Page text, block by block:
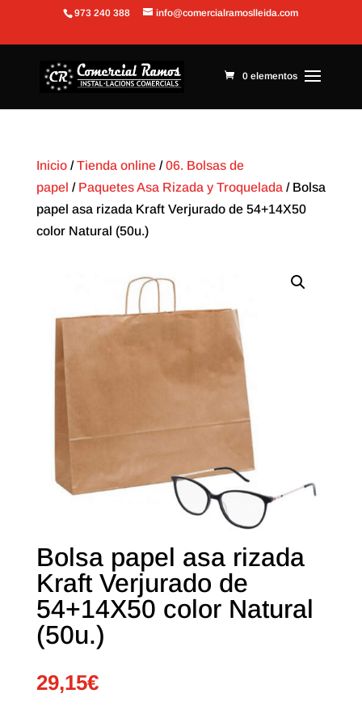
Abrir barra de herramientas
973 240 388 info@comercialramoslleida.com
0 elementos
Inicio/Tienda online/06. Bolsas de
papel / Paquetes Asa Rizada y Troquelada / Bolsa
papel asa rizada Kraft Verjurado de 54+14X50
color Natural (50u.)
Bolsa papel asa rizada
Kraft Verjurado de
54+14X50 color Natural
(50u.)
29,15€